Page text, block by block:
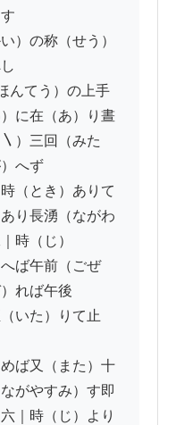
）の称（せう）
んてう）の上手
に在（あ）り晝
）三回（みた
へず
（とき）ありて
り長湧（ながわ
時（じ）
ば午前（ごぜ
れば午後
いた）りて止
ば又（また）十
がやすみ）す即
｜時（じ）より